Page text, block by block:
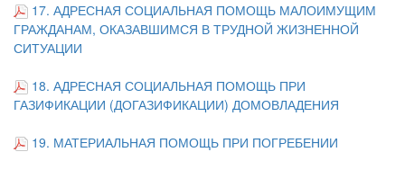
17. АДРЕСНАЯ СОЦИАЛЬНАЯ ПОМОЩЬ МАЛОИМУЩИМ
ГРАЖДАНАМ, ОКАЗАВШИМСЯ В ТРУДНОЙ ЖИЗНЕННОЙ
СИТУАЦИИ
18. АДРЕСНАЯ СОЦИАЛЬНАЯ ПОМОЩЬ ПРИ
ГАЗИФИКАЦИИ (ДОГАЗИФИКАЦИИ) ДОМОВЛАДЕНИЯ
19. МАТЕРИАЛЬНАЯ ПОМОЩЬ ПРИ ПОГРЕБЕНИИ